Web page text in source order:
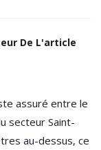
De L'article
assuré entre le
secteur Saint-
au-dessus, ce